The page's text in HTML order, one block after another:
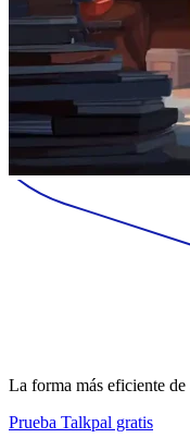
La forma más eficiente
Prueba Talkpal gratis